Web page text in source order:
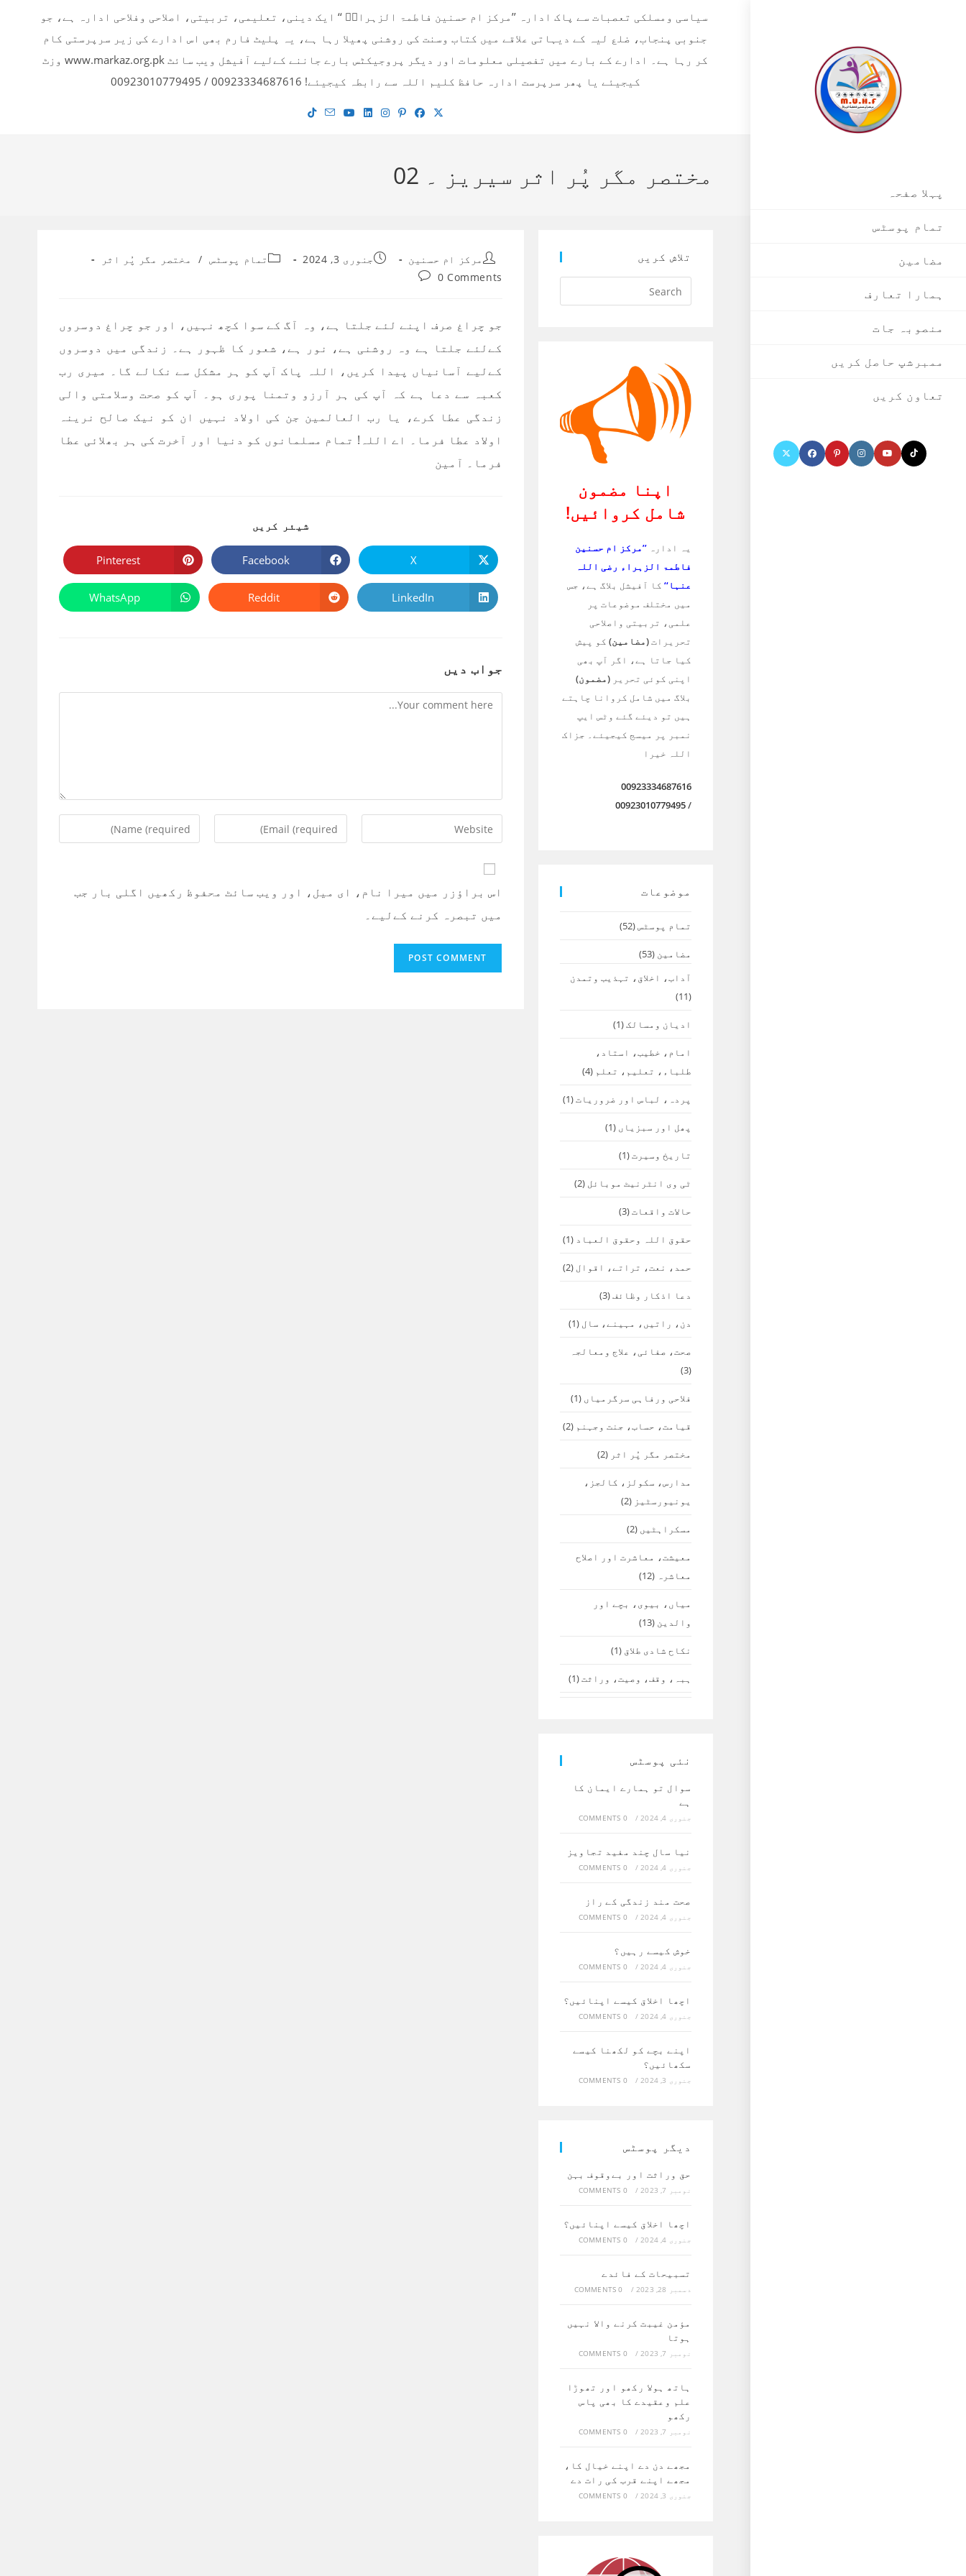
سیاسی ومسلکی تعصبات سے پاک ادارہ ’’مرکز ام حسنین فاطمۃ الزہراءؓ ‘‘ ایک دینی، تعلیمی، تربیتی، اصلاحی وفلاحی ادارہ ہے، جو
جنوبی پنجاب، ضلع لیہ کے دیہاتی علاقے میں کتاب وسنت کی روشنی پھیلا رہا ہے، یہ پلیٹ فارم بھی اس ادارے کی زیر سرپرستی کام
کر رہا ہے۔ ادارے کے بارے میں تفصیلی معلومات اور دیگر پروجیکٹس بارے جاننے کےلیے آفیشل ویب سائٹ www.markaz.org.pk وزٹ
کیجیئے یا پھر سرپرست ادارہ حافظ کلیم اللہ سے رابطہ کیجیئے! 00923334687616 / 00923010779495
پہلا صفحہ
تمام پوسٹس
مضامین
ہمارا تعارف
منصوبہ جات
ممبرشپ حاصل کریں
تعاون کریں
مختصر مگر پُر اثر سیریز ۔ 02
Post
author:
مرکز ام حسنین
Postجنوری 3, 2024
Postتمام پوسٹس /
مختصر مگر پُر اثر
Post
0 Comments
جو چراغ صرف اپنے لئے جلتا ہے، وہ آگ کے سوا کچھ نہیں، اور جو چراغ دوسروں
کےلئے جلتا ہے وہ روشنی ہے، نور ہے، شعور کا ظہور ہے۔ زندگی میں دوسروں
کےلیے آسانیاں پیدا کریں، اللہ پاک آپ کو ہر مشکل سے نکالے گا۔ میری رب
کعبہ سے دعا ہے کہ آپ کی ہر آرزو وتمنا پوری ہو۔ آپ کو صحت وسلامتی والی
زندگی عطا کرے، یا رب العالمین جن کی اولاد نہیں ان کو نیک صالح نرینہ
اولاد عطا فرما۔ اے اللہ! تمام مسلمانوں کو دنیا اور آخرت کی ہر بھلائی عطا
فرما۔ آمین
شیئر کریں
CONTENT
Opens
in
a
new
window
X
Opens
in
a
new
window
Facebook
Opens
in
a
new
window
Pinterest
Opens
in
LinkedIn
Opens
in
Reddit
Opens
in
WhatsApp
جواب دیں
Comment
Enter
your
username
Enter
your
Enter
your
website
(optional)
اس براؤزر میں میرا نام، ای میل، اور ویب سائٹ محفوظ رکھیں اگلی بار جب
میں تبصرہ کرنے کےلیے۔
تلاش کریں
اپنا مضمون
شامل کروائیں!
یہ ادارہ’’مرکز ام حسنین
فاطمۃ الزہراء رضی اللہ
عنہا‘‘ کا آفیشل بلاگ ہے، جس
میں مختلف موضوعات پر
علمی، تربیتی واصلاحی
تحریرات(مضامین) کو پیش
کیا جاتا ہے، اگر آپ بھی
اپنی کوئی تحریر(مضمون)
بلاگ میں شامل کروانا چاہتے
ہیں تو دیئے گئے وٹس ایپ
نمبر پر میسج کیجیئے۔ جزاک
اللہ خیرا
00923334687616
/
00923010779495
موضوعات
تمام پوسٹس(52)
مضامین (53)
آداب، اخلاق، تہذیب وتمدن
(11)
ادیان ومسالک(1)
امام، خطیب، استاد،
طلباء، تعلیم، تعلم (4)
پردہ، لباس اور ضروریات(1)
پھل اور سبزیاں (1)
تاریخ وسیرت(1)
ٹی وی انٹرنیٹ موبائل (2)
حالات واقعات(3)
حقوق اللہ وحقوق العباد (1)
حمد، نعت، تراتے، اقوال (2)
دعا اذکار وظائف(3)
دن، راتیں، مہینے، سال (1)
صحت، صفائی، علاج ومعالجہ
(3)
فلاحی ورفاہی سرگرمیاں (1)
قیامت، حساب، جنت وجہنم (2)
مختصر مگر پُر اثر (2)
مدارس، سکولز، کالجز،
یونیورسٹیز (2)
مسکراہٹیں (2)
معیشت، معاشرت اور اصلاح
معاشرہ (12)
میاں، بیوی، بچے اور
والدین (13)
نکاح شادی طلاق (1)
ہبہ، وقف، وصیت، وراثت(1)
نئی پوسٹس
سوال تو ہمارے ایمان کا
ہے
جنوری 4, 2024 /
0 COMMENTS
نیا سال چند مفید تجاویز
جنوری 4, 2024 /
0 COMMENTS
صحت مند زندگی کے راز
جنوری 4, 2024 /
0 COMMENTS
خوش کیسے رہیں؟
جنوری 4, 2024 /
0 COMMENTS
اچھا اخلاق کیسے اپنائیں؟
جنوری 4, 2024 /
0 COMMENTS
اپنے بچے کو لکھنا کیسے
سکھائیں؟
جنوری 3, 2024 /
0 COMMENTS
دیگر پوسٹس
حق وراثت اور بےوقوف بہن
نومبر 7, 2023 /
0 COMMENTS
اچھا اخلاق کیسے اپنائیں؟
جنوری 4, 2024 /
0 COMMENTS
تسبیحات کے فائدے
دسمبر 28, 2023 /
0 COMMENTS
مؤمن غیبت کرنے والا نہیں
ہوتا
نومبر 7, 2023 /
0 COMMENTS
ہاتھ ہولا رکھو اور تھوڑا
علم وعقیدے کا بھی پاس
رکھو
نومبر 7, 2023 /
0 COMMENTS
مجھے دن دے اپنے خیال کا،
مجھے اپنے قرب کی رات دے
جنوری 3, 2024 /
0 COMMENTS